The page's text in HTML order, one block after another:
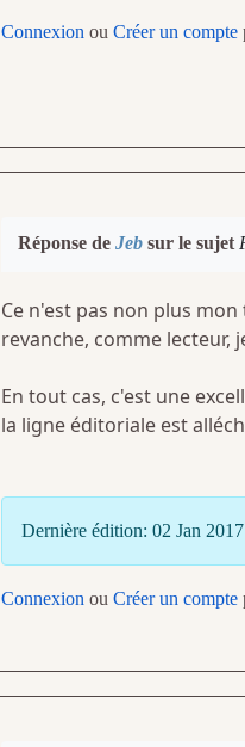
Connexion ou Créer un compte
Réponse de Jebsur le sujet
Ce n'est pas non plus
revanche, comme lecteur,
En tout cas, c'est une
la ligne éditoriale est
Dernière édition: 02 Jan
Connexion ou Créer un compte